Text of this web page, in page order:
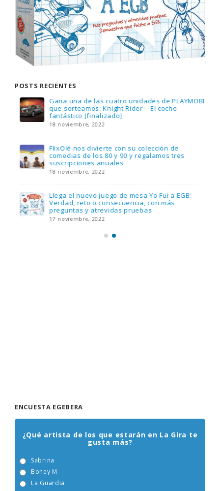
POSTS RECIENTES
Gana una de las cuatro unidades de PLAYMOBIL
que sorteamos: Knight Rider – El coche
fantástico [finalizado]
18 noviembre, 2022
FlixOlé nos divierte con su colección de
comedias de los 80 y 90 y regalamos tres
suscripciones anuales
18 noviembre, 2022
Llega el nuevo juego de mesa Yo Fui a EGB:
Verdad, reto o consecuencia, con más
preguntas y atrevidas pruebas
17 noviembre, 2022
ENCUESTA EGEBERA
¿Qué artista de los que estarán en La Gira te
gusta más?
Boney M